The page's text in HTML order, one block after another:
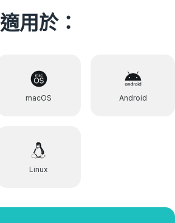
適用於：
macOS Android
Linux